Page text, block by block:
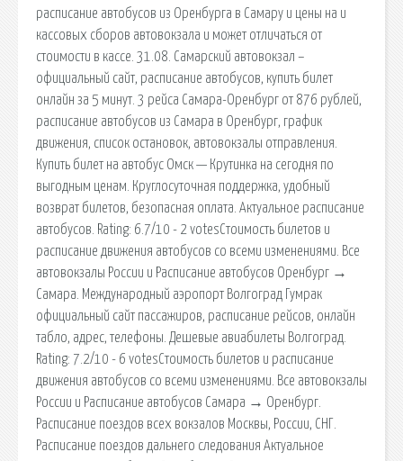
расписание автобусов из Оренбурга в Самару и цены на и
кассовых сборов автовокзала и может отличаться от
стоимости в кассе. 31.08. Самарский автовокзал –
официальный сайт, расписание автобусов, купить билет
онлайн за 5 минут. 3 рейса Самара-Оренбург от 876 рублей,
расписание автобусов из Самара в Оренбург, график
движения, список остановок, автовокзалы отправления.
Купить билет на автобус Омск — Крутинка на сегодня по
выгодным ценам. Круглосуточная поддержка, удобный
возврат билетов, безопасная оплата. Актуальное расписание
автобусов. Rating: 6.7/10 - 2 votesСтоимость билетов и
расписание движения автобусов со всеми изменениями. Все
автовокзалы России и Расписание автобусов Оренбург →
Самара. Международный аэропорт Волгоград Гумрак
официальный сайт пассажиров, расписание рейсов, онлайн
табло, адрес, телефоны. Дешевые авиабилеты Волгоград.
Rating: 7.2/10 - 6 votesСтоимость билетов и расписание
движения автобусов со всеми изменениями. Все автовокзалы
России и Расписание автобусов Самара → Оренбург.
Расписание поездов всех вокзалов Москвы, России, СНГ.
Расписание поездов дальнего следования Актуальное